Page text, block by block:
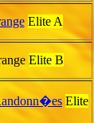
Elite A
Elite B
Elite